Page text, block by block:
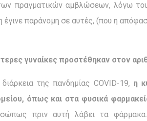
πραγματικών αμβλώσεων, λόγω
παράνομη σε αυτές, (που η
γυναίκες προστέθηκαν στον
της πανδημίας COVID-19, η
όπως και στα φυσικά
πριν αυτή λάβει τα